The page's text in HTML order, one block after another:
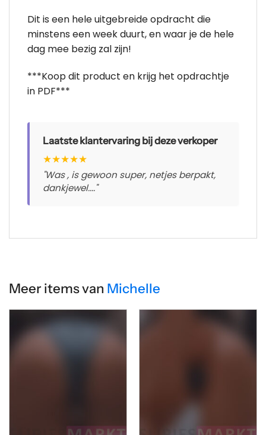
Dit is een hele uitgebreide opdracht die
minstens een week duurt, en waar je de hele
dag mee bezig zal zijn!
***Koop dit product en krijg het opdrachtje
in PDF***
Laatste klantervaring bij deze verkoper
★★★★★
"Was , is gewoon super, netjes berpakt,
dankjewel...."
Meer items van Michelle